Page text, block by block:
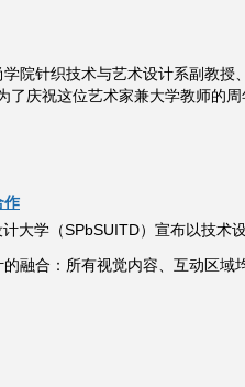
院针织技术与艺术设计系副教
庆祝这位艺术家兼大学教师的周
作
大学（SPbSUITD）宣布以技术
融合：所有视觉内容、互动区